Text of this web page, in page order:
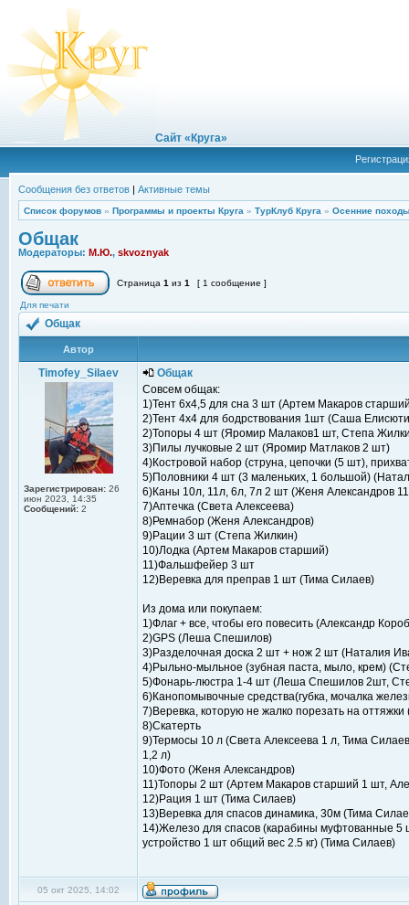
Сайт «Круга»
Сообщения без ответов | Активные темы
Список форумов » Программы и проекты Круга » ТурКлуб Круга » Осенние
Общак
Модераторы: М.Ю., skvoznyak
Страница 1 из 1 [ 1 сообщение ]
Для печати
Общак
Автор
Timofey_Silaev
Зарегистрирован: 26
июн 2023, 14:35
Сообщений: 2
Общак
Совсем общак:
1)Тент 6x4,5 для сна 3 шт (Артем Макаров
2)Тент 4x4 для бодрствования 1шт (Саша
2)Топоры 4 шт (Яромир Малаков1 шт, Степа
3)Пилы лучковые 2 шт (Яромир Матлаков 2 шт)
4)Костровой набор (струна, цепочки (5 шт),
5)Половники 4 шт (3 маленьких, 1 большой)
6)Каны 10л, 11л, 6л, 7л 2 шт (Женя Александров
7)Аптечка (Света Алексеева)
8)Ремнабор (Женя Александров)
9)Рации 3 шт (Степа Жилкин)
10)Лодка (Артем Макаров старший)
11)Фальшфейер 3 шт
12)Веревка для преправ 1 шт (Тима Силаев)
Из дома или покупаем:
1)Флаг + все, чтобы его повесить (Александр
2)GPS (Леша Спешилов)
3)Разделочная доска 2 шт + нож 2 шт (Наталия
4)Рыльно-мыльное (зубная паста, мыло, крем)
5)Фонарь-люстра 1-4 шт (Леша Спешилов 2шт,
6)Канопомывочные средства(губка, мочалка
7)Веревка, которую не жалко порезать на
8)Скатерть
9)Термосы 10 л (Света Алексеева 1 л, Тима
1,2 л)
10)Фото (Женя Александров)
11)Топоры 2 шт (Артем Макаров старший 1 шт,
12)Рация 1 шт (Тима Силаев)
13)Веревка для спасов динамика, 30м (Тима
14)Железо для спасов (карабины муфтованные 5
устройство 1 шт общий вес 2.5 кг) (Тима Силаев)
05 окт 2025, 14:02